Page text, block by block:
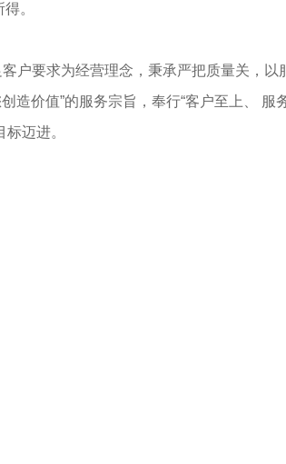
。
户要求为经营理念，秉承严把质量关，以
造价值”的服务宗旨，奉行“客户至上、 服
迈进。